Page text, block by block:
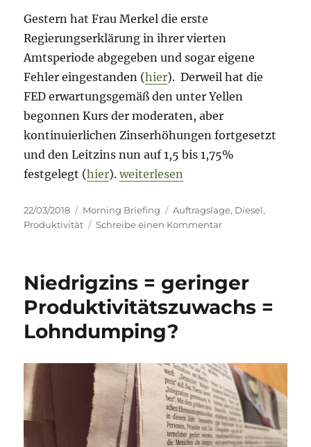
Gestern hat Frau Merkel die erste
Regierungserklärung in ihrer vierten
Amtsperiode abgegeben und sogar eigene
Fehler eingestanden (hier). Derweil hat die
FED erwartungsgemäß den unter Yellen
begonnen Kurs der moderaten, aber
kontinuierlichen Zinserhöhungen fortgesetzt
und den Leitzins nun auf 1,5 bis 1,75%
festgelegt (hier).„Morning Briefing – 22. März
weiterlesen
Veröffentlicht
am
22/03/2018 Kategorien
Morning Briefing Schlagwörter
Auftragslage, Diesel,
Produktivität
Schreibe einen Kommentarzu
22.
März
2018
Produktivität
Diesel
Niedrigzins = geringer
Produktivitätszuwachs =
Lohndumping?